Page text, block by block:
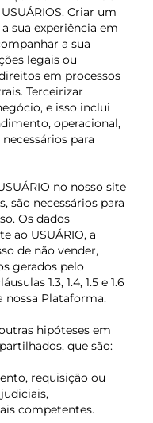
Criar um
sua experiência em
a sua
legais ou
em processos
Terceirizar
e isso inclui
operacional,
para
no nosso site
são necessários para
Os dados
ao USUÁRIO, a
de não vender,
gerados pelo
1.3, 1.4, 1.5 e 1.6
nossa Plataforma.
hipóteses em
que são:
requisição ou
competentes.